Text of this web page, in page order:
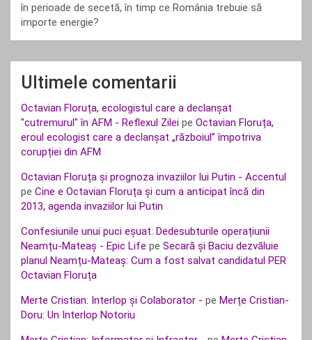
în perioade de secetă, în timp ce România trebuie să
importe energie?
Ultimele comentarii
Octavian Floruța, ecologistul care a declanșat
"cutremurul" în AFM - Reflexul Zilei pe Octavian Floruța,
eroul ecologist care a declanșat „războiul” împotriva
corupției din AFM
Octavian Floruța și prognoza invaziilor lui Putin - Accentul
pe Cine e Octavian Floruța și cum a anticipat încă din
2013, agenda invaziilor lui Putin
Confesiunile unui puci eșuat: Dedesubturile operațiunii
Neamțu-Mateaș - Epic Life pe Secară și Baciu dezvăluie
planul Neamțu-Mateaș: Cum a fost salvat candidatul PER
Octavian Floruța
Merte Cristian: Interlop și Colaborator - pe Merțe Cristian-
Doru: Un Interlop Notoriu